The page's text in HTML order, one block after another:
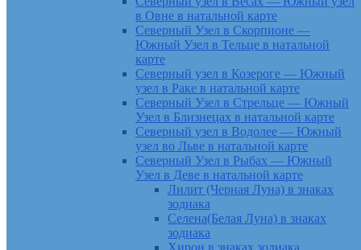
в Овне в натальной карте
Северный Узел в Скорпионе —
Южный Узел в Тельце в натальной
карте
Северный узел в Козероге — Южный
узел в Раке в натальной карте
Северный Узел в Стрельце — Южный
Узел в Близнецах в натальной карте
Северный узел в Водолее — Южный
узел во Льве в натальной карте
Северный Узел в Рыбах — Южный
Узел в Деве в натальной карте
Лилит (Черная Луна) в знаках
зодиака
Селена(Белая Луна) в знаках
зодиака
Хирон в знаках зодиака